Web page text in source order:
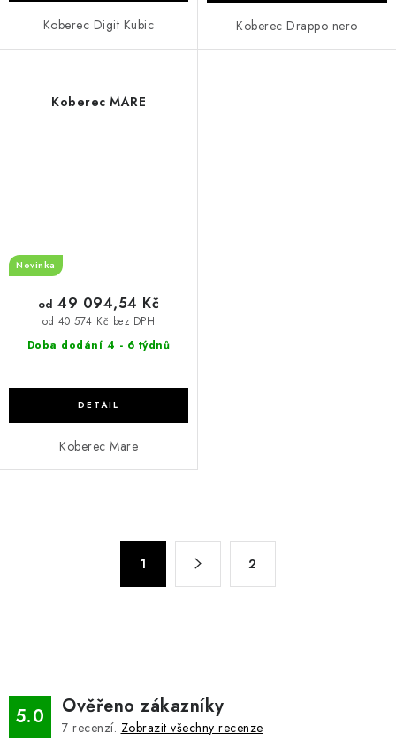
Koberec Digit Kubic Koberec Drappo nero
Koberec MARE
Novinka
Doba dodání 4 - 6 týdnů
od 40 574 Kč bez DPH
od 49 094,54 Kč
Koberec Mare
c
p
k
v
á
n
1 2
5.0 Ověřeno zákazníky
7 recenzí. Zobrazit všechny recenze